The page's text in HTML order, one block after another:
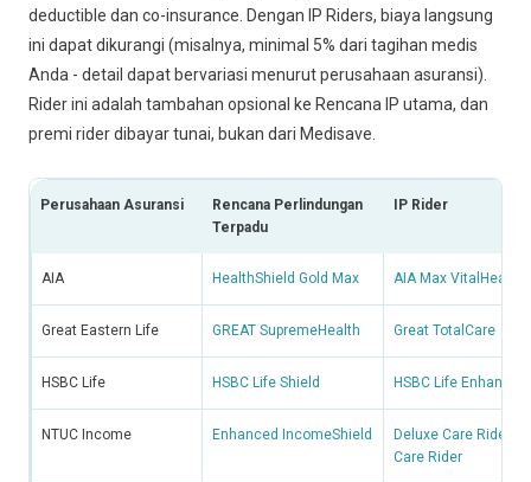
deductible dan co-insurance. Dengan IP Riders, biaya langsung
ini dapat dikurangi (misalnya, minimal 5% dari tagihan medis
Anda - detail dapat bervariasi menurut perusahaan asuransi).
Rider ini adalah tambahan opsional ke Rencana IP utama, dan
premi rider dibayar tunai, bukan dari Medisave.
Perusahaan Asuransi
Rencana Perlindungan
Terpadu
IP Rider
AIA HealthShield Gold Max AIA Max VitalHealth
Great Eastern Life GREAT SupremeHealth Great TotalCare
HSBC Life HSBC Life Shield HSBC Life
NTUC Income Enhanced IncomeShield
Deluxe Care Rider
Care Rider